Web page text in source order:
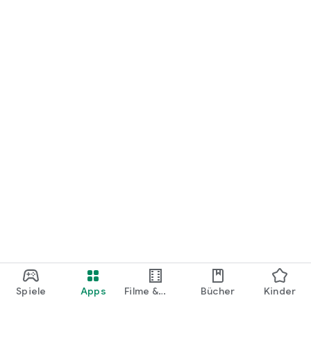
Spiele Apps
Filme &
Bücher Kinder